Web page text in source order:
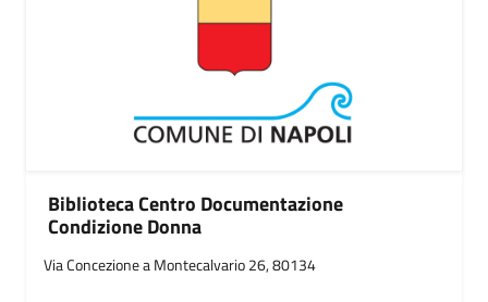
Biblioteca Centro Documentazione
Condizione Donna
Via Concezione a Montecalvario 26, 80134